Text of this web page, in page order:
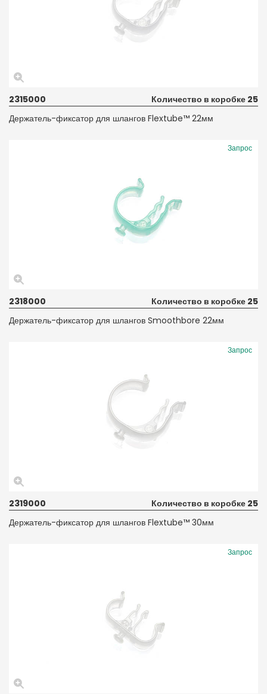
2315000
Количество в коробке 25
Держатель-фиксатор для шлангов Flextube™ 22мм
Запрос
2318000
Количество в коробке 25
Держатель-фиксатор для шлангов Smoothbore 22мм
Запрос
2319000
Количество в коробке 25
Держатель-фиксатор для шлангов Flextube™ 30мм
Запрос